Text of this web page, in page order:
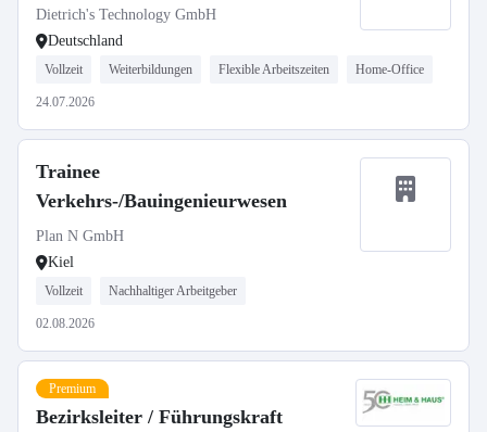
Dietrich's Technology GmbH
Deutschland
Vollzeit Weiterbildungen Flexible Arbeitszeiten Home-Office
24.07.2026
Trainee
Verkehrs-/Bauingenieurwesen
Plan N GmbH
Kiel
Vollzeit Nachhaltiger Arbeitgeber
02.08.2026
Premium
Bezirksleiter / Führungskraft